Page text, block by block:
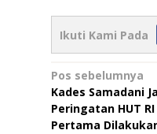
Ikuti Kami Pada
Navigasi
pos
Pos sebelumnya
Kades Samadani
Peringatan HUT
Pertama